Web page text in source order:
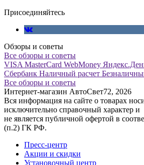
Присоединяйтесь
Обзоры и советы
Все обзоры и советы
VISA MasterCard WebMoney
Сбербанк Наличный расчет
Все обзоры и советы
Интернет-магазин АвтоСвет72, 2026
Вся информация на сайте о товарах
исключительно справочный характер и
не является публичной офертой в
(п.2) ГК РФ.
Пресс-центр
Акции и скидки
Установочный центр